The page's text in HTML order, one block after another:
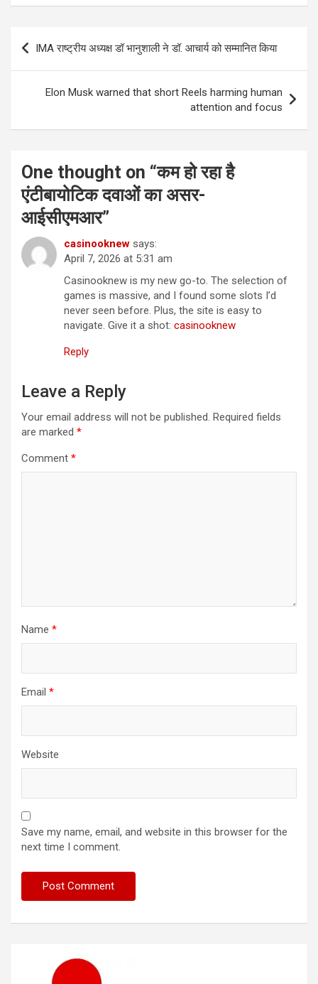
Post
navigation
IMA राष्ट्रीय अध्यक्ष डॉ भानुशाली ने डॉ. आचार्य को सम्मानित किया
Elon Musk warned that short Reels harming human
attention and focus
One thought on “कम हो रहा है
एंटीबायोटिक दवाओं का असर-
आईसीएमआर”
casinooknew says:
April 7, 2026 at 5:31 am
Casinooknew is my new go-to. The selection of
games is massive, and I found some slots I’d
never seen before. Plus, the site is easy to
navigate. Give it a shot: casinooknew
Reply
Leave a Reply
Your email address will not be published. Required fields
are marked *
Comment *
Name *
Email *
Website
Save my name, email, and website in this browser for the
next time I comment.